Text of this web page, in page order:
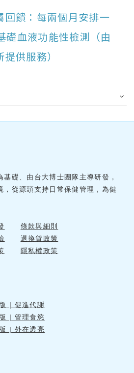
回饋：每兩個月安排一
礎血液功能性檢測（由
供服務）
礎、由台大博士團隊主導研發，
，從源頭支持日常保健管理，為健
條款與細則
退換貨政策
隱私權政策
| 促進代謝
| 管理食慾
| 外在透亮